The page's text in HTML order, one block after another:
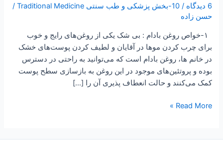
6 دیدگاه /10-بخش پزشکی و طب سنتی Traditional Medicine
/
حسن زاده
۱-خواص روغن بادام : بی شک یکی از روغن‌های رایج و خوب
برای چرب کردن موها در آقایان و لطیف کردن پوست‌های خشک
در خانم ها، روغن بادام است که می‌توانید به راحتی در دسترس
بوده و پروتئین‌های موجود در این روغن به بازسازی سطح پوست
کمک می‌کنند و حالت انعطاف پذیری آن را […]
بادام
و
سیب
جهت
موی
سر
Read More »